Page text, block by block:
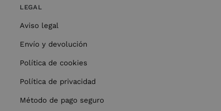
LEGAL
Aviso legal
Envío y devolución
Política de cookies
Política de privacidad
Método de pago seguro